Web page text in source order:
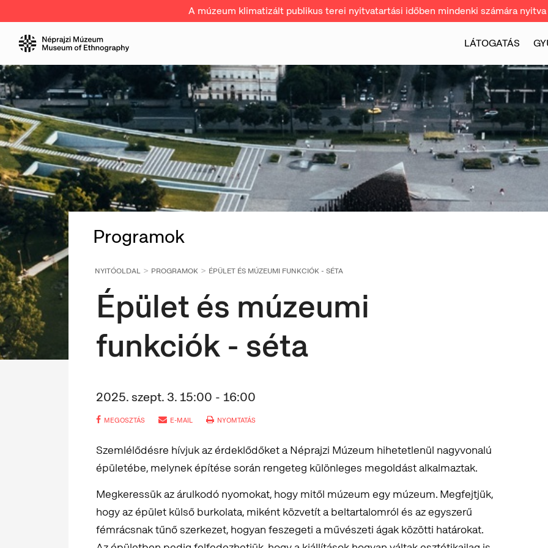
A múzeum klimatizált publikus terei nyitvatartási időben mindenki számára nyitva
LÁTOGATÁS
Programok
NYITÓOLDAL PROGRAMOK ÉPÜLET ÉS MÚZEUMI FUNKCIÓK - SÉTA
Épület és múzeumi
funkciók - séta
2025. szept. 3. 15:00 - 16:00
MEGOSZTÁS E-MAIL NYOMTATÁS
Szemlélődésre hívjuk az érdeklődőket a Néprajzi Múzeum hihetetlenül nagyvonalú
épületébe, melynek építése során rengeteg különleges megoldást alkalmaztak.
Megkeressük az árulkodó nyomokat, hogy mitől múzeum egy múzeum. Megfejtjük,
hogy az épület külső burkolata, miként közvetít a beltartalomról és az egyszerű
fémrácsnak tűnő szerkezet, hogyan feszegeti a művészeti ágak közötti határokat.